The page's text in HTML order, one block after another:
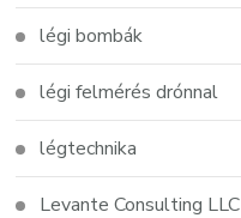
légi bombák
légi felmérés drónnal
légtechnika
Levante Consulting LLC